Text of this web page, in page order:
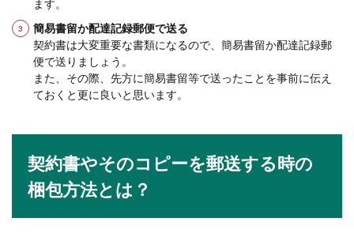
袋について
いものですが、最近は手袋をしてシャンプーをす
る美容師さん...
水泳のバタ足が進まない時のコツや練
習方法・ポイントを解説
ます。
簡易書留か配達記録郵便で送る
契約書は大変重要な書類になるので、簡易書留か配達記録郵
便で送りましょう。
また、その際、先方に簡易書留等で送ったことを事前に伝え
ておくと更に良いと思います。
契約書やそのコピーを郵送する時の
梱包方法とは？